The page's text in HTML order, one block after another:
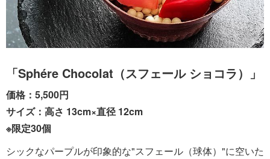
「Sphére Chocolat（スフェール ショコラ）」
価格：5,500円
サイズ：高さ 13cm×直径 12cm
※限定30個
シックなパープルが印象的な"スフェール（球体）"に空いた